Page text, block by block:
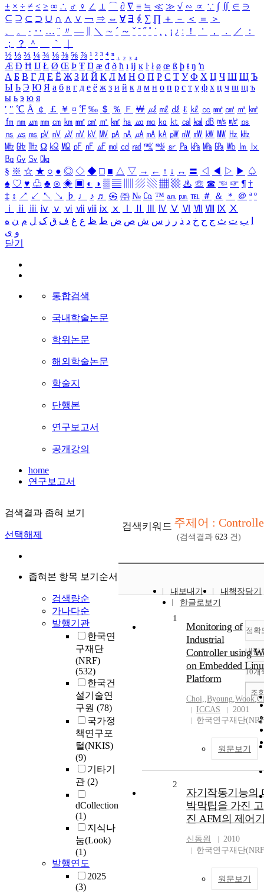
± × ÷ ≠ ≤ ≥ ∞ ∴ ♂ ♀ ∠ ⊥ ⌒ ∂ ∇ ≡ ≒ ≪ ≫ √ ∽ ∝ ∵ ∫ ∬ ∈ ∋
⊆ ⊇ ⊂ ⊃ ∪ ∩ ∧ ∨ ￢ ⇒ ⇔ ∀ ∃ ∮ ∑ ∏ ＋ － ＜ ＝
＞
、
。 · ‥ … ¨ 〃 ― ＼ ∼ ´ ～ ˇ ˘ ˝ ˚ ˙ ¸ ¡ ¿ ː ！ ＇ ， ． ／
：
；
？ ＾ ｀
½ ⅓ ⅔ ¼ ¾ ⅛ ⅜ ⅝ ⅞ ¹ ² ³ ⁴ ⁿ ₁ ₂ ₃ ₄
Æ Ð Ħ Ĳ Ł Ø Œ Þ Ŧ Ŋ æ đ ð ħ ı ĳ ĸ ŀ ł ø œ ß þ ŧ ŋ ŉ
А Б В Г Д Е Ё Ж З И Й К Л М Н О П Р С Т У Ф Х Ц Ч Ш Щ Ъ
Ы Ь Э Ю Я а б в г д е ё ж з и й к л м н о п р с т у ф х ц ч ш щ ъ
ы ь э ю я
′ ″ ℃ Å ￠ ￡ ￥ ¤ ℉ ‰ ＄ ％ Ｆ ￦ ㎕ ㎖ ㎗ ℓ ㎘ ㏄ ㎣ ㎤ ㎥ ㎦
㎙ ㎚ ㎛ ㎜ ㎝ ㎞ ㎟ ㎠ ㎡ ㎢ ㏊ ㎍ ㎎ ㎏ ㏏ ㎈ ㎉ ㏈ ㎧ ㎨ ㎰
㎱ ㎲ ㎳ ㎴ ㎵ ㎶ ㎷ ㎸ ㎹ ㎀ ㎁ ㎂ ㎃ ㎄ ㎺ ㎻ ㎽ ㎾ ㎿ ㎐ ㎑
㎒ ㎓ ㎔ Ω ㏀ ㏁ ㎊ ㎋ ㎌ ㏖ ㏅ ㎭ ㎮ ㎯ ㏛ ㎩ ㎪ ㎫ ㎬ ㏝ ㏐
㏓
㏃ ㏉ ㏜ ㏆
§ ※ ☆ ★ ○ ● ◎ ◇ ◆ □ ■ △ ▽ → ← ↑ ↓ ↔ 〓 ◁ ◀ ▷ ▶ ♤
♠ ♡ ♥ ♧ ♣ ⊙ ◈ ▣ ◐ ◑ ▒ ▤ ▨ ▧ ▦ ▩ ♨ ☏ ☎ ☜ ☞ ¶ †
‡ ↕ ↗ ↙ ↖ ↘ ♭ ♩ ♪ ♬ ㉿ ㈜ № ㏇ ™ ㏂ ㏘ ℡ ＃ ＆ ＊ ＠ ª º
ⅰ
ⅱ ⅲ ⅳ ⅴ ⅵ ⅶ ⅷ ⅸ ⅹ Ⅳ Ⅴ Ⅵ Ⅶ Ⅷ Ⅸ Ⅹ
ب ت ث ج ح خ د ذ ر ز س ش ص ض ط ظ ع غ ف ق ک ل م ن ه
و ی
닫기
통합검색
국내학술논문
학위논문
해외학술논문
학술지
단행본
연구보고서
공개강의
home
연구보고서
검색결과 좁혀 보기
선택해제
좁혀본 항목 보기순서
검색량순
가나다순
발행기관
한국연
구재단
(NRF)
(532)
한국건
설기술연
구원 (78)
국가정
책연구포
털(NKIS)
(9)
기타기
관 (2)
dCollection
(1)
지식나
눔(Look)
(1)
발행연도
2025
(3)
검색키워드 주제어 :
(검색결과 623 건)
내보내기
내책장담기
한글로보기
정확
내림
10개
조
1
Monitoring of
Industrial
Controller using
on Embedded
Platform
Choi,,Byoung,Wook,
ICCAS
2001
한국연구재단
원문보기
2
자기작동기능의
박막팁을 가진
진 AFM의 제어
신동원
2010
한국연구재단
원문보기